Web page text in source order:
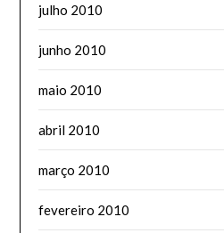
julho 2010
junho 2010
maio 2010
abril 2010
março 2010
fevereiro 2010